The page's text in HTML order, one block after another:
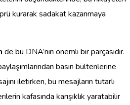
kurarak sadakat kazanmaya
de bu DNA’nın önemli bir parçasıdır.
basın bültenlerine
iletirken, bu mesajların tutarlı
kafasında karışıklık yaratabilir